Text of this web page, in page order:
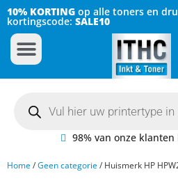
10% KORTING op alle toners en
kortingscode: SALE10
98% van onze
Home/Geen categorie/ Huismerk HP